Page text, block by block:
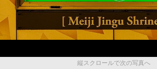
縦スクロールで次の写真へ